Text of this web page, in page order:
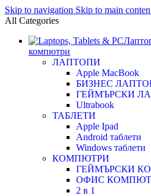
Skip to navigation Skip to main
All Categories
компютри
ЛАПТОПИ
Apple MacBook
БИЗНЕС
ГЕЙМЪРСКИ
Ultrabook
ТАБЛЕТИ
Apple Ipad
Android таблети
Windows таблети
КОМПЮТРИ
ГЕЙМЪРСКИ
ОФИС
2 в 1